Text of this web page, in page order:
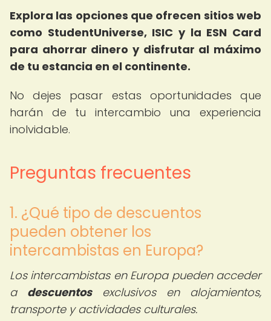
Explora las opciones que ofrecen sitios web
como StudentUniverse, ISIC y la ESN Card
para ahorrar dinero y disfrutar al máximo
de tu estancia en el continente.
No dejes pasar estas oportunidades que
harán de tu intercambio una experiencia
inolvidable.
Preguntas frecuentes
1. ¿Qué tipo de descuentos
pueden obtener los
intercambistas en Europa?
Los intercambistas en Europa pueden acceder
a descuentosexclusivos en alojamientos,
transporte y actividades culturales.